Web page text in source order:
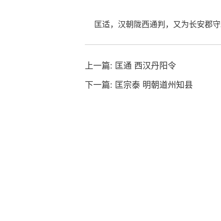
匡适，汉朝陇西通判，又为长安郡
上一篇: 匡通 西汉丹阳令
下一篇: 匡宗泰 明朝道州知县